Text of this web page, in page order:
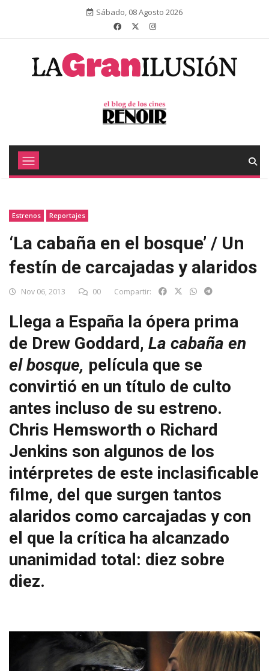
Sábado, 08 Agosto 2026
Estrenos Reportajes
‘La cabaña en el bosque’ / Un
festín de carcajadas y alaridos
Nov 06, 2013 00 Compartir:
Llega a España la ópera prima
de Drew Goddard, La cabaña en
el bosque, película que se
convirtió en un título de culto
antes incluso de su estreno.
Chris Hemsworth o Richard
Jenkins son algunos de los
intérpretes de este inclasificable
filme, del que surgen tantos
alaridos como carcajadas y con
el que la crítica ha alcanzado
unanimidad total: diez sobre
diez.